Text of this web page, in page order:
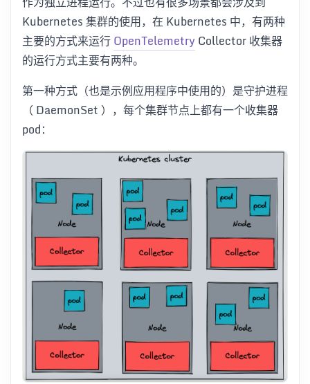
Kubernetes 集群的使用，在 Kubernetes 中，有两种
主要的方式来运行OpenTelemetry Collector 收集器
的运行方式主要有两种。
第一种方式（也是示例应用程序中使用的）是守护进程
（ DaemonSet ），每个集群节点上都有一个收集器
pod：